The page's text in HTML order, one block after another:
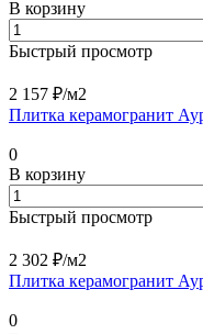
В корзину
Быстрый просмотр
2 157 ₽/м2
Плитка керамогранит
0
В корзину
Быстрый просмотр
2 302 ₽/м2
Плитка керамогранит
0